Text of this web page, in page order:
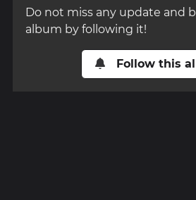
Do not miss any update and
album by following it!
Follow this